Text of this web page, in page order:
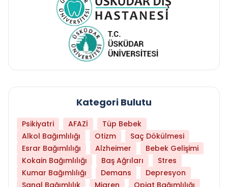
Kategori Bulutu
Psikiyatri AFAZİ
Tüp Bebek
Alkol Bağımlılığı
Otizm
Saç Dökülmesi
Esrar Bağımlılığı
Alzheimer
Bebek Gelişimi
Kokain Bağımlılığı
Baş Ağrıları
Stres
Kumar Bağımlılığı
Demans
Depresyon
Sanal Bağımlılık
Migren
Opiat Bağımlılığı